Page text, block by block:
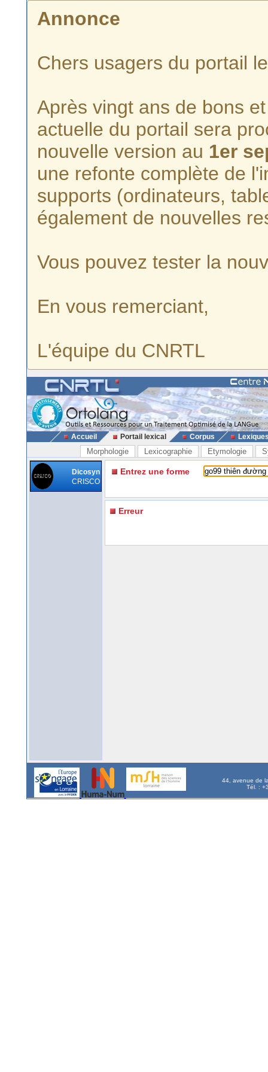
Annonce
Chers usagers du portail
Après vingt ans de bons
actuelle du portail sera
nouvelle version au 1er
une refonte complète de
supports (ordinateurs,
également de nouvelles
Vous pouvez tester la
En vous remerciant,
L'équipe du CNRTL
Accueil Portail lexical Corpus
Morphologie Lexicographie Etymologie
Dicosyn
CRISCO
Entrez une forme
Erreur
44, avenue de
Tél. :